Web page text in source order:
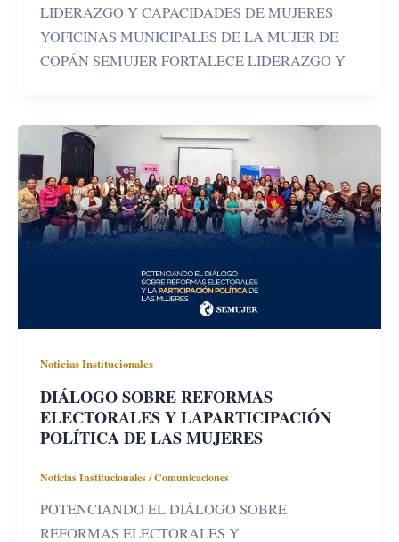
LIDERAZGO Y CAPACIDADES DE MUJERES
YOFICINAS MUNICIPALES DE LA MUJER DE
COPÁN SEMUJER FORTALECE LIDERAZGO Y
Noticias Institucionales
DIÁLOGO SOBRE REFORMAS
ELECTORALES Y LAPARTICIPACIÓN
POLÍTICA DE LAS MUJERES
Noticias Institucionales/Comunicaciones
POTENCIANDO EL DIÁLOGO SOBRE
REFORMAS ELECTORALES Y